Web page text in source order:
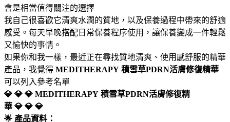
會是相當值得關注的選擇
我自己很喜歡它清爽水潤的質地，以及保養過程中帶來的舒適
感受。每天早晚搭配日常保養程序使用，讓保養變成一件輕鬆
又愉快的事情。
如果你和我一樣，最近正在尋找質地清爽、使用感舒服的精華
產品，我覺得 MEDITHERAPY 積雪草PDRN活膚修復精華
可以列入參考名單
💎 💎 💎 MEDITHERAPY 積雪草PDRN活膚修復精
華 💎 💎 💎
🌟 產品資料：